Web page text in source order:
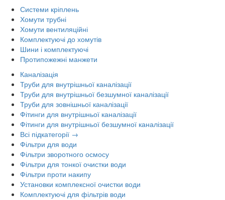
Системи кріплень
Хомути трубні
Хомути вентиляційні
Комплектуючі до хомутів
Шини і комплектуючі
Протипожежні манжети
Каналізація
Труби для внутрішньої каналізації
Труби для внутрішньої безшумної каналізації
Труби для зовнішньої каналізації
Фітинги для внутрішньої каналізації
Фітинги для внутрішньої безшумної каналізації
Всі підкатегорії →
Фільтри для води
Фільтри зворотного осмосу
Фільтри для тонкої очистки води
Фільтри проти накипу
Установки комплексної очистки води
Комплектуючі для фільтрів води